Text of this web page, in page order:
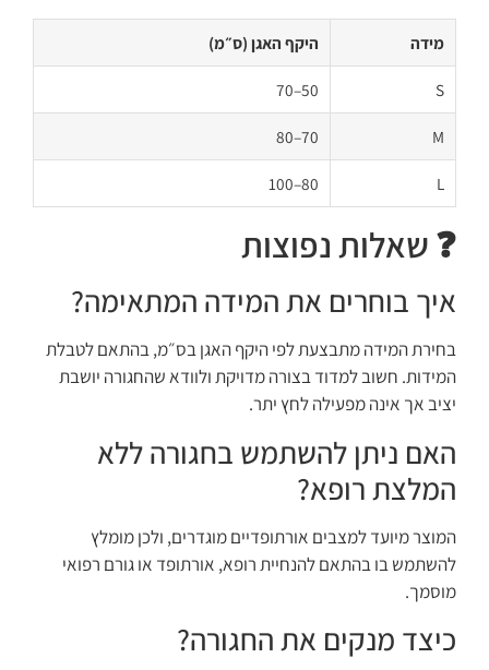
מידה היקף האגן (ס״מ)
S
50–70
M
70–80
L
80–100
❓ שאלות נפוצות
איך בוחרים את המידה המתאימה?
בחירת המידה מתבצעת לפי היקף האגן בס״מ, בהתאם לטבלת
המידות. חשוב למדוד בצורה מדויקת ולוודא שהחגורה יושבת
יציב אך אינה מפעילה לחץ יתר.
האם ניתן להשתמש בחגורה ללא
המלצת רופא?
המוצר מיועד למצבים אורתופדיים מוגדרים, ולכן מומלץ
להשתמש בו בהתאם להנחיית רופא, אורתופד או גורם רפואי
מוסמך.
כיצד מנקים את החגורה?